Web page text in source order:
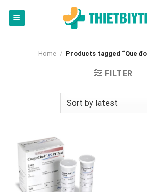
Home / Products tagged “Que đo
FILTER